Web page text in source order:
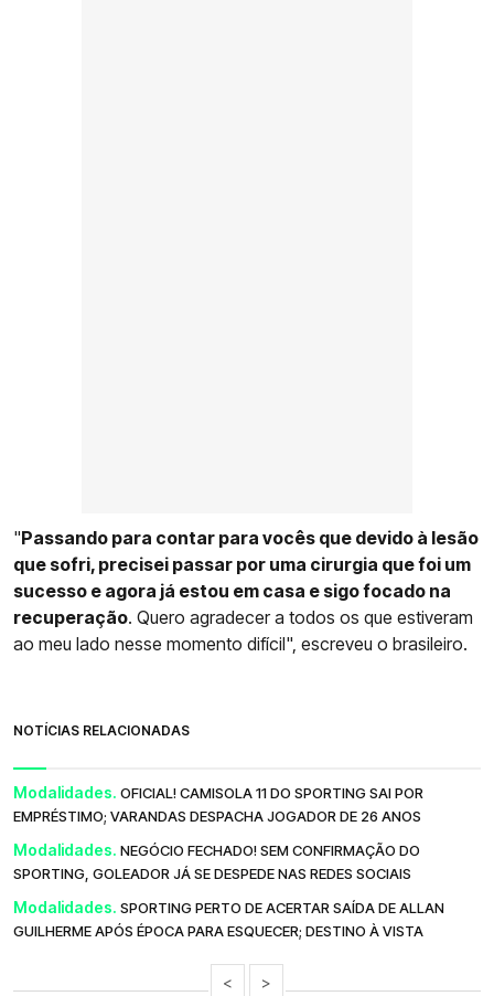
"Passando para contar para vocês que devido à lesão
que sofri, precisei passar por uma cirurgia que foi um
sucesso e agora já estou em casa e sigo focado na
recuperação. Quero agradecer a todos os que estiveram
ao meu lado nesse momento difícil", escreveu o brasileiro.
NOTÍCIAS RELACIONADAS
Modalidades. OFICIAL! CAMISOLA 11 DO SPORTING SAI POR
EMPRÉSTIMO; VARANDAS DESPACHA JOGADOR DE 26 ANOS
Modalidades. NEGÓCIO FECHADO! SEM CONFIRMAÇÃO DO
SPORTING, GOLEADOR JÁ SE DESPEDE NAS REDES SOCIAIS
Modalidades. SPORTING PERTO DE ACERTAR SAÍDA DE ALLAN
GUILHERME APÓS ÉPOCA PARA ESQUECER; DESTINO À VISTA
< >